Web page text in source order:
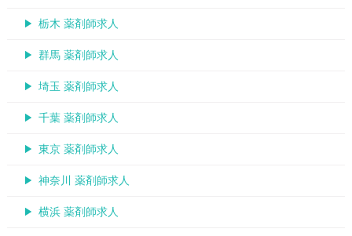
栃木 薬剤師求人
群馬 薬剤師求人
埼玉 薬剤師求人
千葉 薬剤師求人
東京 薬剤師求人
神奈川 薬剤師求人
横浜 薬剤師求人